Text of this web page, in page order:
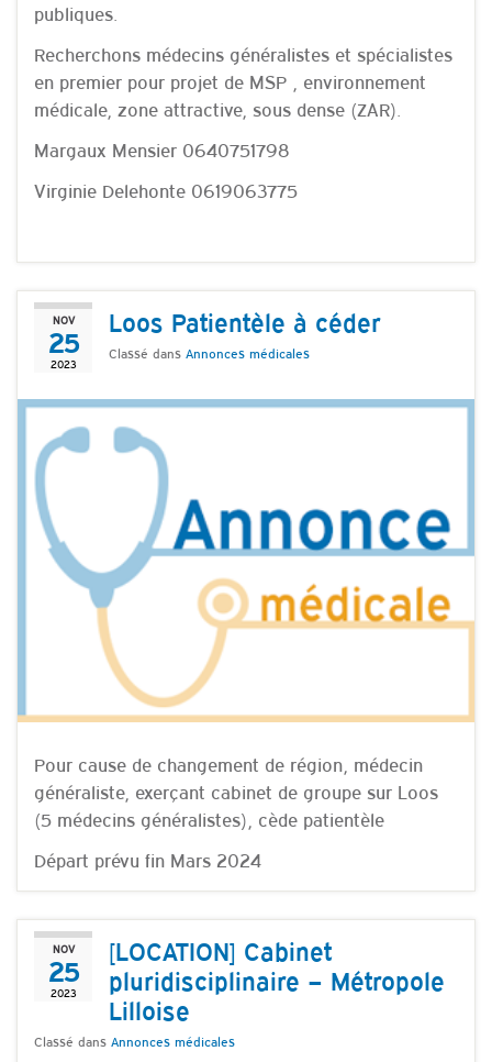
publiques.
Recherchons médecins généralistes et spécialistes
en premier pour projet de MSP , environnement
médicale, zone attractive, sous dense (ZAR).
Margaux Mensier 0640751798
Virginie Delehonte 0619063775
NOV
25
2023
Loos Patientèle à céder
Classé dans Annonces médicales
Pour cause de changement de région, médecin
généraliste, exerçant cabinet de groupe sur Loos
(5 médecins généralistes), cède patientèle
Départ prévu fin Mars 2024
NOV
25
2023
[LOCATION] Cabinet
pluridisciplinaire – Métropole
Lilloise
Classé dans Annonces médicales